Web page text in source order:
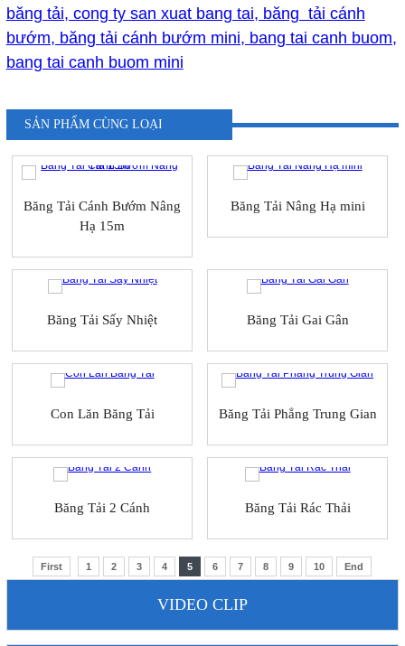
băng tải, cong ty san xuat bang tai, băng tải cánh
bướm, băng tải cánh bướm mini, bang tai canh buom,
bang tai canh buom mini
SẢN PHẨM CÙNG LOẠI
Băng Tải Cánh Bướm Nâng
Hạ 15m
Băng Tải Nâng Hạ mini
Băng Tải Sấy Nhiệt Băng Tải Gai Gân
Con Lăn Băng Tải Băng Tải Phẳng Trung Gian
Băng Tải 2 Cánh Băng Tải Rác Thải
First 1 2 3 4 5 6 7 8 9 10 End
VIDEO CLIP